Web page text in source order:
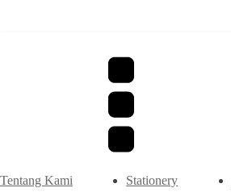
Tentang Kami
Stationery